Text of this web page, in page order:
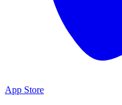
App Store